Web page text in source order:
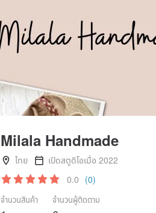
Milala Handmade
ไทย
เปิดสตูดิโอเมื่อ 2022
0.0 (0)
จำนวนสินค้า จำนวนผู้ติดตาม